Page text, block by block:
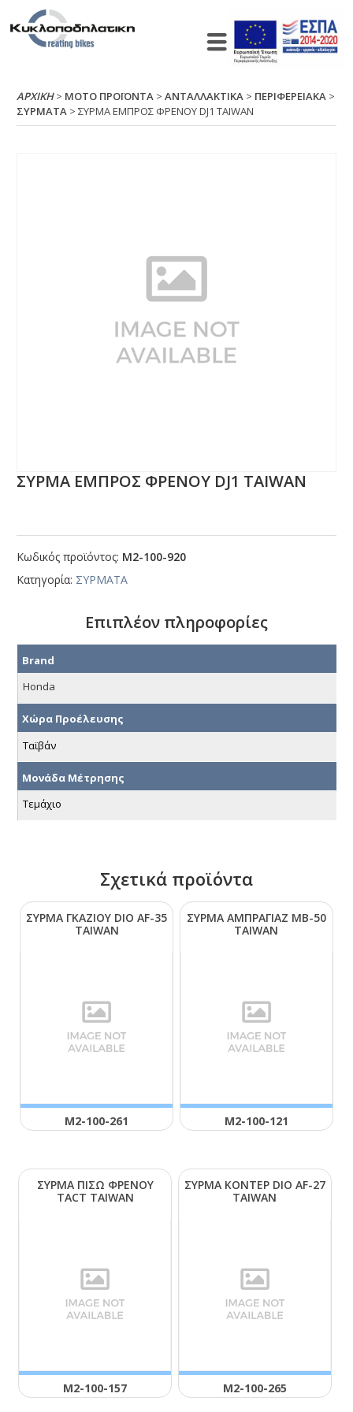
ΑΡΧΙΚΉ> ΜΟΤΟ ΠΡΟΪΟΝΤΑ >ΑΝΤΑΛΛΑΚΤΙΚΑ > ΠΕΡΙΦΕΡΕΙΑΚΑ >
ΣΥΡΜΑΤΑ > ΣΥΡΜΑ ΕΜΠΡΟΣ ΦΡΕΝΟΥ DJ1 ΤΑΙWΑΝ
ΣΥΡΜΑ ΕΜΠΡΟΣ ΦΡΕΝΟΥ DJ1 ΤΑΙWΑΝ
Κωδικός προϊόντος: Μ2-100-920
Κατηγορία: ΣΥΡΜΑΤΑ
Επιπλέον πληροφορίες
Brand
Honda
Χώρα Προέλευσης
Ταϊβάν
Μονάδα Μέτρησης
Τεμάχιο
Σχετικά προϊόντα
ΣΥΡΜΑ ΓΚΑΖΙΟΥ DΙΟ ΑF-35
ΤΑΙWΑΝ
Μ2-100-261
ΣΥΡΜΑ ΑΜΠΡΑΓΙΑΖ ΜΒ-50
ΤΑΙWΑΝ
Μ2-100-121
ΣΥΡΜΑ ΠΙΣΩ ΦΡΕΝΟΥ
ΤΑCΤ ΤΑΙWΑΝ
Μ2-100-157
ΣΥΡΜΑ ΚΟΝΤΕΡ DΙΟ ΑF-27
ΤΑΙWΑΝ
Μ2-100-265